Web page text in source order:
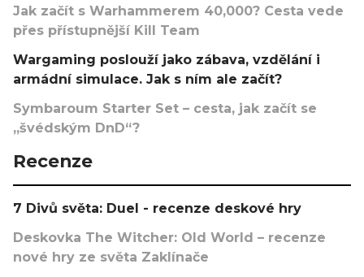
Jak začít s Warhammerem 40,000? Cesta vede
přes přístupnější Kill Team
Wargaming poslouží jako zábava, vzdělání i
armádní simulace. Jak s ním ale začít?
Symbaroum Starter Set – cesta, jak začít se
„švédským DnD“?
Recenze
7 Divů světa: Duel - recenze deskové hry
Deskovka The Witcher: Old World – recenze
nové hry ze světa Zaklínače